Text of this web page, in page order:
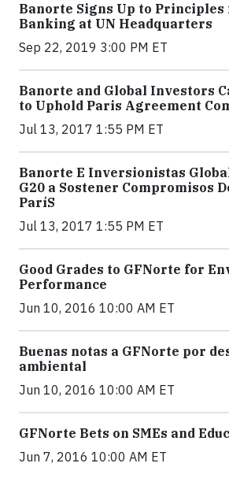
Banorte Signs Up to Principles
Banking at UN Headquarters
Sep 22, 2019 3:00 PM ET
Banorte and Global Investors
to Uphold Paris Agreement
Jul 13, 2017 1:55 PM ET
Banorte E Inversionistas
G20 a Sostener Compromisos
ParíS
Jul 13, 2017 1:55 PM ET
Good Grades to GFNorte for
Performance
Jun 10, 2016 10:00 AM ET
Buenas notas a GFNorte por
ambiental
Jun 10, 2016 10:00 AM ET
GFNorte Bets on SMEs and
Jun 7, 2016 10:00 AM ET